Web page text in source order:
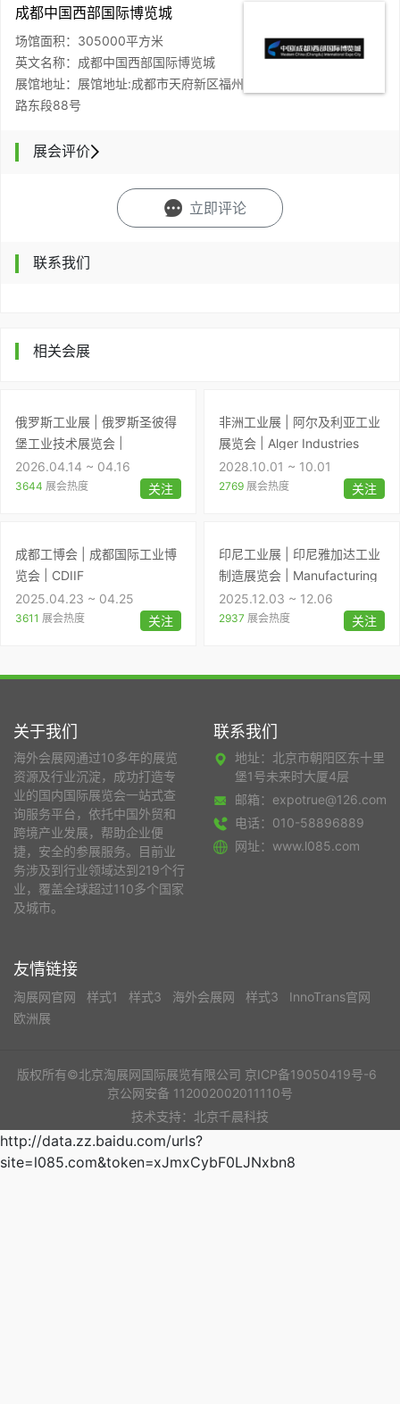
成都中国西部国际博览城
场馆面积：305000平方米
英文名称：成都中国西部国际博览城
展馆地址：展馆地址:成都市天府新区福州
路东段88号
展会评价
立即评论
联系我们
相关会展
俄罗斯工业展 | 俄罗斯圣彼得
堡工业技术展览会 |
Petersburg Technical Fair
2026.04.14 ~ 04.16
3644 展会热度 关注
非洲工业展 | 阿尔及利亚工业
展览会 | Alger Industries
2028.10.01 ~ 10.01
2769 展会热度 关注
成都工博会 | 成都国际工业博
览会 | CDIIF
2025.04.23 ~ 04.25
3611 展会热度 关注
印尼工业展 | 印尼雅加达工业
制造展览会 | Manufacturing
Indonesia
2025.12.03 ~ 12.06
2937 展会热度 关注
关于我们
海外会展网通过10多年的展览
资源及行业沉淀，成功打造专
业的国内国际展览会一站式查
询服务平台，依托中国外贸和
跨境产业发展，帮助企业便
捷，安全的参展服务。目前业
务涉及到行业领域达到219个行
业，覆盖全球超过110多个国家
及城市。
联系我们
地址：北京市朝阳区东十里
堡1号未来时大厦4层
邮箱：expotrue@126.com
电话：010-58896889
网址：www.l085.com
友情链接
淘展网官网 样式1 样式3 海外会展网 样式3
InnoTrans官网
欧洲展
版权所有©北京淘展网国际展览有限公司 京ICP备19050419号-6
京公网安备 112002002011110号
技术支持：北京千晨科技
http://data.zz.baidu.com/urls?
site=l085.com&token=xJmxCybF0LJNxbn8